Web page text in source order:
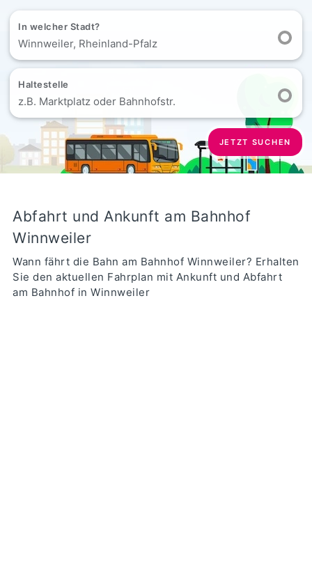
In welcher Stadt?
Winnweiler, Rheinland-Pfalz
Haltestelle
z.B. Marktplatz oder Bahnhofstr.
JETZT SUCHEN
Abfahrt und Ankunft am Bahnhof
Winnweiler
Wann fährt die Bahn am Bahnhof Winnweiler? Erhalten
Sie den aktuellen Fahrplan mit Ankunft und Abfahrt
am Bahnhof in Winnweiler